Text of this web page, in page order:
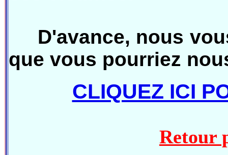
D'avance, nous
que vous pourriez
CLIQUEZ ICI
Retour